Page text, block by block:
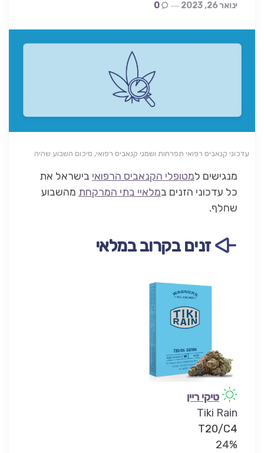
עדכוני קנאביס רפואי תפרחות ושמני קנאביס רפואי, סיכום השבוע שהיה
ינואר 26, 2023 0
מנגישים למטופלי הקנאביס הרפואי בישראל את
כל עדכוני הזנים במלאיי בתי המרקחת מהשבוע
שחלף.
זנים בקרוב במלאי
טיקי ריין
Tiki Rain
T20/C4
24%